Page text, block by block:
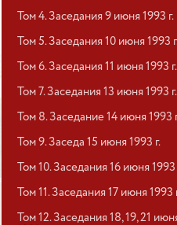
Том 4. Заседания 9 июня 1993 г.
Том 5. Заседания 10 июня 1993
Том 6. Заседания 11 июня 1993 г.
Том 7. Заседания 13 июня 1993 г.
Том 8. Заседание 14 июня 1993
Том 9. Заседа 15 июня 1993 г.
Том 10. Заседания 16 июня 1993
Том 11. Заседания 17 июня 1993
Том 12. Заседания 18, 19, 21